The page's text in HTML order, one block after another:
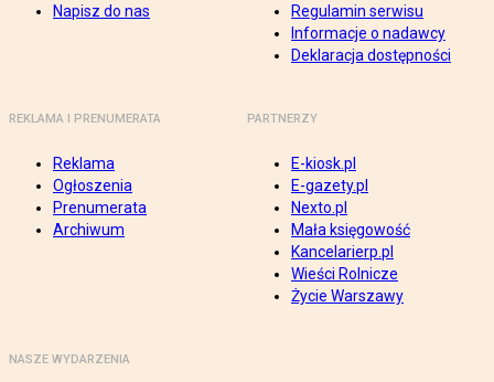
Napisz do nas
Regulamin serwisu
Informacje o nadawcy
Deklaracja dostępności
REKLAMA I PRENUMERATA
Reklama
Ogłoszenia
Prenumerata
Archiwum
PARTNERZY
E-kiosk.pl
E-gazety.pl
Nexto.pl
Mała księgowość
Kancelarierp.pl
Wieści Rolnicze
Życie Warszawy
NASZE WYDARZENIA